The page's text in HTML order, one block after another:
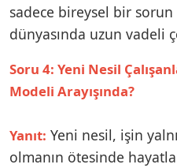
sadece bireysel bir
dünyasında uzun vadeli
Soru 4: Yeni Nesil
Modeli Arayışında?
Yanıt: Yeni nesil, işin
olmanın ötesinde